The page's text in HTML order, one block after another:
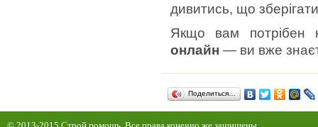
дивитись, що
Якщо вам потрібен
онлайн — ви вже
Поделиться…